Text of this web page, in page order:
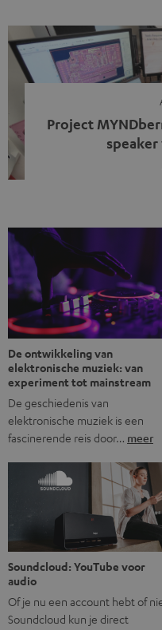
tegenwoordig iets
zelfs tijdens
mensen weer
kabels is niet
Project
speaker
verder ontwikkelt. In
team samen gewerkt
mogelijkheid
De ontwikkeling van
elektronische muziek: van
experiment tot mainstream
De geschiedenis van
elektronische muziek is een
fascinerende reis door… meer
Soundcloud: YouTube voor
audio
Of je nu een account hebt of
Soundcloud kun je direct